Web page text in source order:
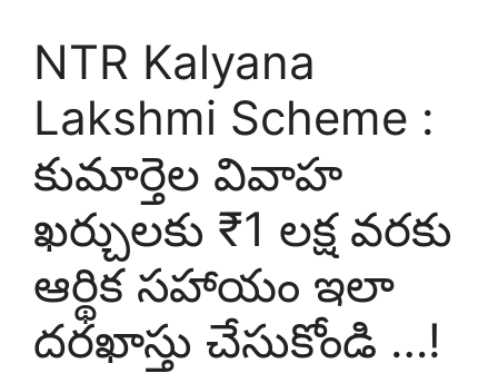
NTR Kalyana
Lakshmi Scheme :
కుమార్తెల వివాహ
ఖర్చులకు ₹1 లక్ష వరకు
ఆర్థిక సహాయం ఇలా
దరఖాస్తు చేసుకోండి …!